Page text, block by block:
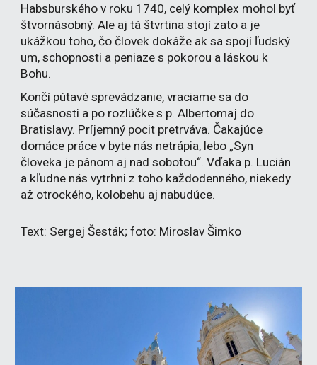
Habsburského v roku 1740, celý komplex mohol byť
štvornásobný. Ale aj tá štvrtina stojí zato a je
ukážkou toho, čo človek dokáže ak sa spojí ľudský
um, schopnosti a peniaze s pokorou a láskou k
Bohu.
Končí pútavé sprevádzanie, vraciame sa do
súčasnosti a po rozlúčke s p. Albertomaj do
Bratislavy. Príjemný pocit pretrváva. Čakajúce
domáce práce v byte nás netrápia, lebo „Syn
človeka je pánom aj nad sobotou“. Vďaka p. Lucián
a kľudne nás vytrhni z toho každodenného, niekedy
až otrockého, kolobehu aj nabudúce.
Text: Sergej Šesták; foto: Miroslav Šimko